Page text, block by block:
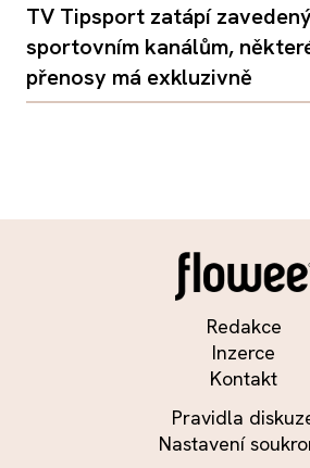
TV Tipsport zatápí
sportovním kanálům,
přenosy má exkluzivně
Redakce
Inzerce
Kontakt
Pravidla
Nastavení